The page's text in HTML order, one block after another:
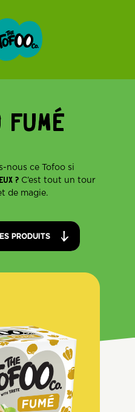
FUMÉ
nous ce Tofoo si
?C’est tout un tour
de magie.
PRODUITS